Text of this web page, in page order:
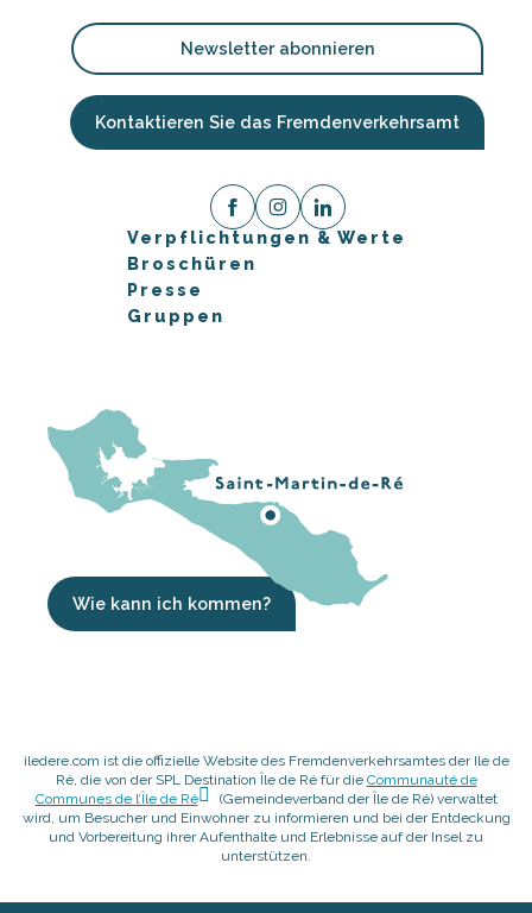
Newsletter abonnieren
Kontaktieren Sie das Fremdenverkehrsamt
Verpflichtungen & Werte
Broschüren
Presse
Gruppen
Wie kann ich kommen?
iledere.com ist die offizielle Website des Fremdenverkehrsamtes der Ile de
Ré, die von der SPL Destination Île de Ré für die Communauté de
Communes de l’Île de Ré
(Gemeindeverband der Île de Ré) verwaltet
wird, um Besucher und Einwohner zu informieren und bei der Entdeckung
und Vorbereitung ihrer Aufenthalte und Erlebnisse auf der Insel zu
unterstützen.